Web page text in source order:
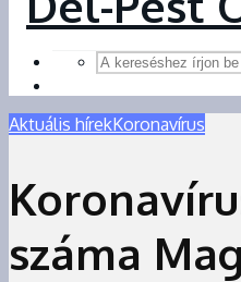
Aktuális hírekKoronavírus
száma